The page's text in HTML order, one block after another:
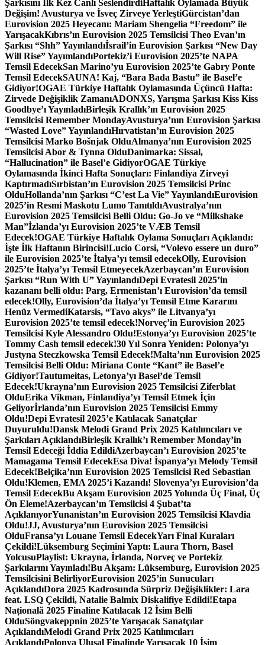
Şarkısını İlk Kez Canlı Seslendirdi Haftalık Oylamada Büyük
Değişim! Avusturya ve İsveç Zirveye YerleştiGürcistan’dan
Eurovision 2025 Heyecanı: Mariam Shengelia “Freedom” ile
YarışacakKıbrıs’ın Eurovision 2025 Temsilcisi Theo Evan’ın
Şarkısı “Shh” Yayınlandıİsrail’in Eurovision Şarkısı “New Day
Will Rise” YayımlandıPortekiz’i Eurovision 2025’te NAPA
Temsil EdecekSan Marino’yu Eurovision 2025’te Gabry Ponte
Temsil EdecekSAUNA! Kaj, “Bara Bada Bastu” ile Basel’e
Gidiyor!OGAE Türkiye Haftalık Oylamasında Üçüncü Hafta:
Zirvede Değişiklik ZamanıADONXS, Yarışma Şarkısı Kiss Kiss
Goodbye’ı YayınladıBirleşik Krallık’ın Eurovision 2025
Temsilcisi Remember MondayAvusturya’nın Eurovision Şarkısı
“Wasted Love” YayınlandıHırvatistan’ın Eurovision 2025
Temsilcisi Marko Bošnjak OlduAlmanya’nın Eurovision 2025
Temsilcisi Abor & Tynna OlduDanimarka: Sissal,
“Hallucination” ile Basel’e GidiyorOGAE Türkiye
Oylamasında İkinci Hafta Sonuçları: Finlandiya Zirveyi
KaptırmadıSırbistan’ın Eurovision 2025 Temsilcisi Princ
OlduHollanda’nın Şarkısı “C’est La Vie” YayınlandıEurovision
2025’in Resmi Maskotu Lumo TanıtıldıAvustralya’nın
Eurovision 2025 Temsilcisi Belli Oldu: Go-Jo ve “Milkshake
Man”İzlanda’yı Eurovision 2025’te VÆB Temsil
Edecek!OGAE Türkiye Haftalık Oylama Sonuçları Açıklandı:
İşte İlk Haftanın Birincisi!Lucio Corsi, “Volevo essere un duro”
ile Eurovision 2025’te İtalya’yı temsil edecekOlly, Eurovision
2025’te İtalya’yı Temsil EtmeyecekAzerbaycan’ın Eurovision
Şarkısı “Run With U” YayınlandıDepi Evratesil 2025’in
kazananı belli oldu: Parg, Ermenistan’ı Eurovision’da temsil
edecek!Olly, Eurovision’da İtalya’yı Temsil Etme Kararını
Henüz VermediKatarsis, “Tavo akys” ile Litvanya’yı
Eurovision 2025’te temsil edecek!Norveç’in Eurovision 2025
Temsilcisi Kyle Alessandro Oldu!Estonya’yı Eurovision 2025’te
Tommy Cash temsil edecek!30 Yıl Sonra Yeniden: Polonya’yı
Justyna Steczkowska Temsil Edecek!Malta’nın Eurovision 2025
Temsilcisi Belli Oldu: Miriana Conte “Kant” ile Basel’e
Gidiyor!Tautumeitas, Letonya’yı Basel’de Temsil
Edecek!Ukrayna’nın Eurovision 2025 Temsilcisi Ziferblat
OlduErika Vikman, Finlandiya’yı Temsil Etmek İçin
Geliyorİrlanda’nın Eurovision 2025 Temsilcisi Emmy
Oldu!Depi Evratesil 2025’e Katılacak Sanatçılar
Duyuruldu!Dansk Melodi Grand Prix 2025 Katılımcıları ve
Şarkıları AçıklandıBirleşik Krallık’ı Remember Monday’in
Temsil Edeceği İddia EdildiAzerbaycan’ı Eurovision 2025’te
Mamagama Temsil EdecekEsa Diva! İspanya’yı Melody Temsil
Edecek!Belçika’nın Eurovision 2025 Temsilcisi Red Sebastian
Oldu!Klemen, EMA 2025’i Kazandı! Slovenya’yı Eurovision’da
Temsil EdecekBu Akşam Eurovision 2025 Yolunda Üç Final, Üç
Ön Eleme!Azerbaycan’ın Temsilcisi 4 Şubat’ta
AçıklanıyorYunanistan’ın Eurovision 2025 Temsilcisi Klavdia
Oldu!JJ, Avusturya’nın Eurovision 2025 Temsilcisi
OlduFransa’yı Louane Temsil EdecekYarı Final Kuraları
Çekildi!Lüksemburg Seçimini Yaptı: Laura Thorn, Basel
YolcusuPlaylist: Ukrayna, İrlanda, Norveç ve Portekiz
Şarkılarını Yayınladı!Bu Akşam: Lüksemburg, Eurovision 2025
Temsilcisini BelirliyorEurovision 2025’in Sunucuları
AçıklandıDora 2025 Kadrosunda Sürpriz Değişiklikler: Lara
feat. LSQ Çekildi, Natalie Balmix Diskalifiye Edildi!Etapa
Națională 2025 Finaline Katılacak 12 İsim Belli
OlduSöngvakeppnin 2025’te Yarışacak Sanatçılar
AçıklandıMelodi Grand Prix 2025 Katılımcıları
AçıklandıPolonya Ulusal Finalinde Yarışacak 10 İsim